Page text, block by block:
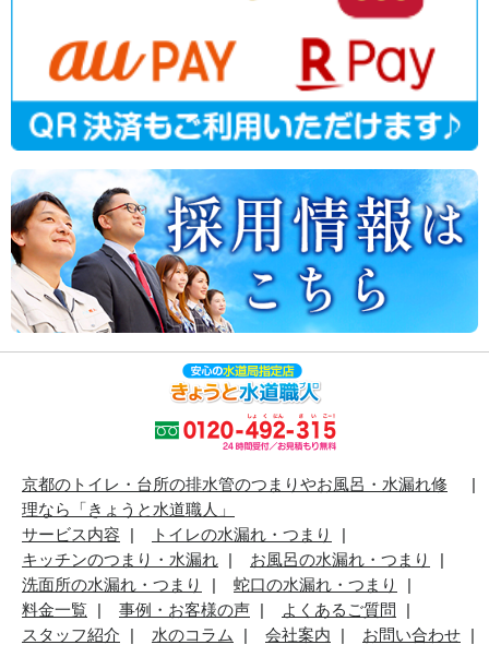
京都のトイレ・台所の排水管のつまりやお風呂・水漏れ修
理なら「きょうと水道職人」
サービス内容
トイレの水漏れ・つまり
キッチンのつまり・水漏れ
お風呂の水漏れ・つまり
洗面所の水漏れ・つまり
蛇口の水漏れ・つまり
料金一覧
事例・お客様の声
よくあるご質問
スタッフ紹介
水のコラム 会社案内
お問い合わせ